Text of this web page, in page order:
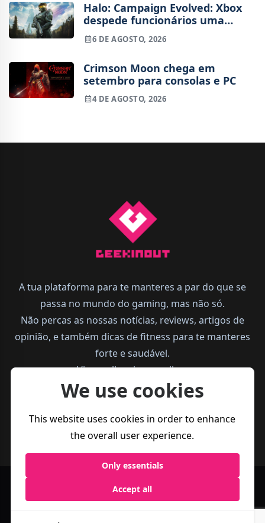
Halo: Campaign Evolved: Xbox
despede funcionários uma
semana após o lançamento
6 DE AGOSTO, 2026
Crimson Moon chega em
setembro para consolas e PC
4 DE AGOSTO, 2026
A tua plataforma para te manteres a par do que se
passa no mundo do gaming, mas não só.
Não percas as nossas notícias, reviews, artigos de
opinião, e também dicas de fitness para te manteres
forte e saudável.
Vive melhor, joga melhor.
Business
Política de
We use cookies
This website uses cookies in order to enhance
the overall user experience.
Only essentials
Accept all